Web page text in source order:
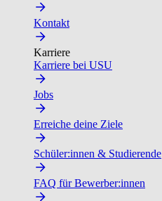
Kontakt
Karriere
Karriere bei USU
Jobs
Erreiche deine Ziele
Schüler:innen & Studierende
FAQ für Bewerber:innen